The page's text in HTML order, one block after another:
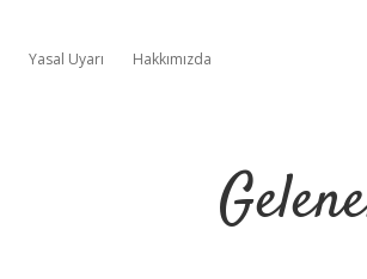
Yasal Uyarı Hakkımızda